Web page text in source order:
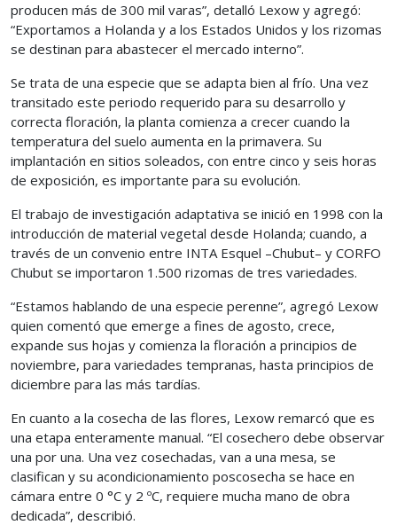
producen más de 300 mil varas”, detalló Lexow y agregó:
“Exportamos a Holanda y a los Estados Unidos y los rizomas
se destinan para abastecer el mercado interno”.
Se trata de una especie que se adapta bien al frío. Una vez
transitado este periodo requerido para su desarrollo y
correcta floración, la planta comienza a crecer cuando la
temperatura del suelo aumenta en la primavera. Su
implantación en sitios soleados, con entre cinco y seis horas
de exposición, es importante para su evolución.
El trabajo de investigación adaptativa se inició en 1998 con la
introducción de material vegetal desde Holanda; cuando, a
través de un convenio entre INTA Esquel –Chubut– y CORFO
Chubut se importaron 1.500 rizomas de tres variedades.
“Estamos hablando de una especie perenne”, agregó Lexow
quien comentó que emerge a fines de agosto, crece,
expande sus hojas y comienza la floración a principios de
noviembre, para variedades tempranas, hasta principios de
diciembre para las más tardías.
En cuanto a la cosecha de las flores, Lexow remarcó que es
una etapa enteramente manual. “El cosechero debe observar
una por una. Una vez cosechadas, van a una mesa, se
clasifican y su acondicionamiento poscosecha se hace en
cámara entre 0 °C y 2 ºC, requiere mucha mano de obra
dedicada”, describió.